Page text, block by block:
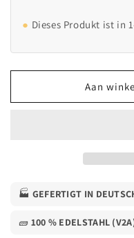
Laadpaal
geschikt
Gemini
en
|
geschikt
Charger
Gemini
met
en
|
Dieses Produkt ist in
Aan
🏭 GEFERTIGT IN
🧱 100 % EDELSTAHL